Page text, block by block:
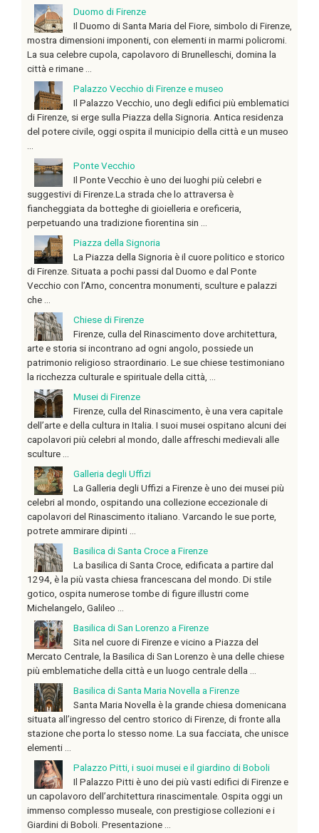
Duomo di Firenze
Il Duomo di Santa Maria del Fiore, simbolo di Firenze,
mostra dimensioni imponenti, con elementi in marmi policromi.
La sua celebre cupola, capolavoro di Brunelleschi, domina la
città e rimane ...
Palazzo Vecchio di Firenze e museo
Il Palazzo Vecchio, uno degli edifici più emblematici
di Firenze, si erge sulla Piazza della Signoria. Antica residenza
del potere civile, oggi ospita il municipio della città e un museo
Ponte Vecchio
Il Ponte Vecchio è uno dei luoghi più celebri e
suggestivi di Firenze.La strada che lo attraversa è
fiancheggiata da botteghe di gioielleria e oreficeria,
perpetuando una tradizione fiorentina sin ...
Piazza della Signoria
La Piazza della Signoria è il cuore politico e storico
di Firenze. Situata a pochi passi dal Duomo e dal Ponte
Vecchio con l’Arno, concentra monumenti, sculture e palazzi
che ...
Chiese di Firenze
Firenze, culla del Rinascimento dove architettura,
arte e storia si incontrano ad ogni angolo, possiede un
patrimonio religioso straordinario. Le sue chiese testimoniano
la ricchezza culturale e spirituale della città, ...
Musei di Firenze
Firenze, culla del Rinascimento, è una vera capitale
dell’arte e della cultura in Italia. I suoi musei ospitano alcuni dei
capolavori più celebri al mondo, dalle affreschi medievali alle
sculture ...
Galleria degli Uffizi
La Galleria degli Uffizi a Firenze è uno dei musei più
celebri al mondo, ospitando una collezione eccezionale di
capolavori del Rinascimento italiano. Varcando le sue porte,
potrete ammirare dipinti ...
Basilica di Santa Croce a Firenze
La basilica di Santa Croce, edificata a partire dal
1294, è la più vasta chiesa francescana del mondo. Di stile
gotico, ospita numerose tombe di figure illustri come
Michelangelo, Galileo ...
Basilica di San Lorenzo a Firenze
Sita nel cuore di Firenze e vicino a Piazza del
Mercato Centrale, la Basilica di San Lorenzo è una delle chiese
più emblematiche della città e un luogo centrale della ...
Basilica di Santa Maria Novella a Firenze
Santa Maria Novella è la grande chiesa domenicana
situata all’ingresso del centro storico di Firenze, di fronte alla
stazione che porta lo stesso nome. La sua facciata, che unisce
elementi ...
Palazzo Pitti, i suoi musei e il giardino di Boboli
Il Palazzo Pitti è uno dei più vasti edifici di Firenze e
un capolavoro dell’architettura rinascimentale. Ospita oggi un
immenso complesso museale, con prestigiose collezioni e i
Giardini di Boboli. Presentazione ...